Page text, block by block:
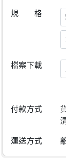
規 格
檔案下載
付款方式
運送方式